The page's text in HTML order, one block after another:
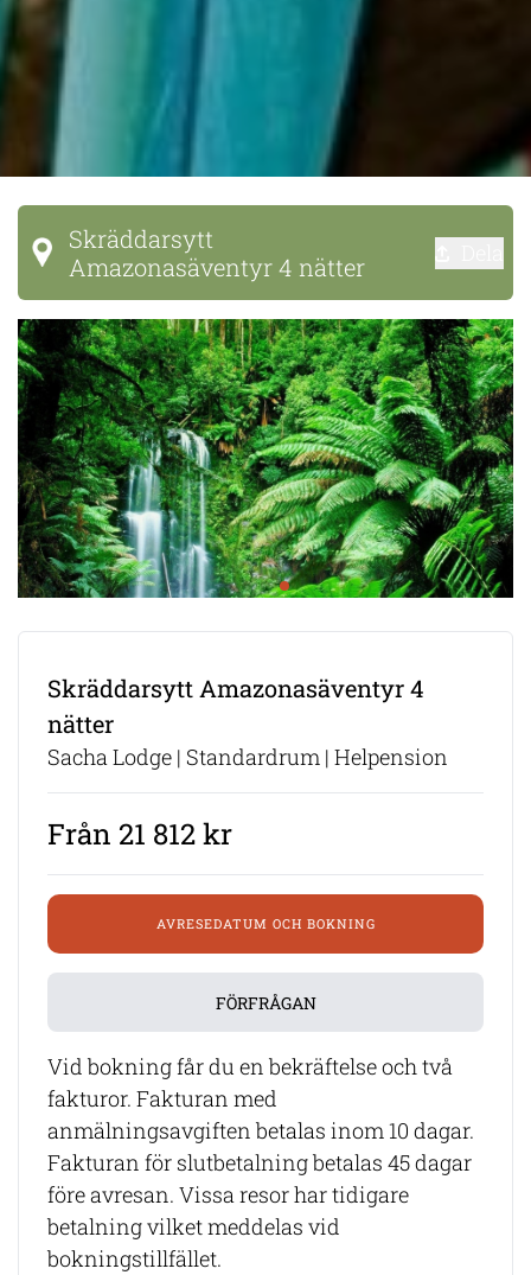
Skräddarsytt
Amazonasäventyr 4 nätter
Skräddarsytt Amazonasäventyr 4
nätter
Sacha Lodge | Standardrum | Helpension
Från 21 812 kr
AVRESEDATUM OCH BOKNING
FÖRFRÅGAN
Vid bokning får du en bekräftelse och två
fakturor. Fakturan med
anmälningsavgiften betalas inom 10 dagar.
Fakturan för slutbetalning betalas 45 dagar
före avresan. Vissa resor har tidigare
betalning vilket meddelas vid
bokningstillfället.